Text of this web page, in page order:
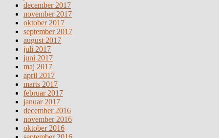
december 2017
november 2017
oktober 2017
september 2017
august 2017
juli 2017
juni 2017
maj 2017
april 2017
marts 2017
februar 2017
januar 2017
december 2016
november 2016
oktober 2016